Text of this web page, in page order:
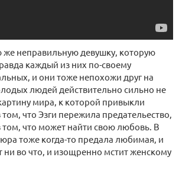
же неправильную девушку, которую
каждый из них по-своему
и они тоже непохожи друг на
людей действительно сильно не
мира, к которой привыкли
что Эзги пережила предательество,
том, что может найти свою любовь. В
тоже когда-то предала любимая, и
ни во что, и изощренно мстит женскому